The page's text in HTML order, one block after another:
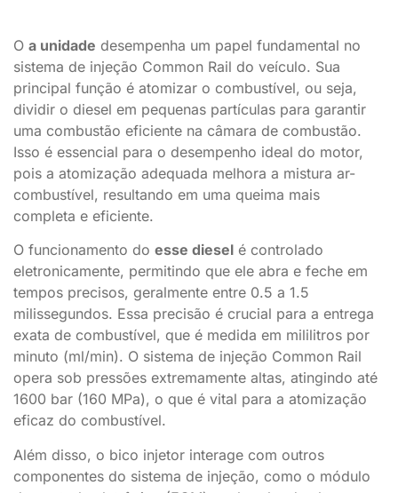
O a unidade desempenha um papel fundamental no
sistema de injeção Common Rail do veículo. Sua
principal função é atomizar o combustível, ou seja,
dividir o diesel em pequenas partículas para garantir
uma combustão eficiente na câmara de combustão.
Isso é essencial para o desempenho ideal do motor,
pois a atomização adequada melhora a mistura ar-
combustível, resultando em uma queima mais
completa e eficiente.
O funcionamento do esse diesel é controlado
eletronicamente, permitindo que ele abra e feche em
tempos precisos, geralmente entre 0.5 a 1.5
milissegundos. Essa precisão é crucial para a entrega
exata de combustível, que é medida em mililitros por
minuto (ml/min). O sistema de injeção Common Rail
opera sob pressões extremamente altas, atingindo até
1600 bar (160 MPa), o que é vital para a atomização
eficaz do combustível.
Além disso, o bico injetor interage com outros
componentes do sistema de injeção, como o módulo